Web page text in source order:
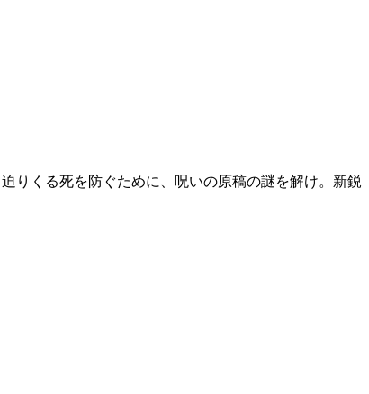
りくる死を防ぐために、呪いの原稿の謎を解け。新鋭